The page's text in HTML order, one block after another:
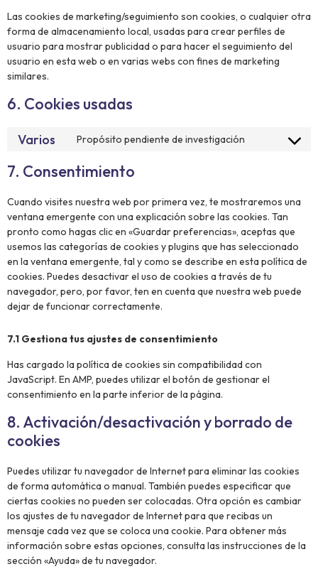
Las cookies de marketing/seguimiento son cookies, o cualquier otra
forma de almacenamiento local, usadas para crear perfiles de
usuario para mostrar publicidad o para hacer el seguimiento del
usuario en esta web o en varias webs con fines de marketing
similares.
6. Cookies usadas
Varios Propósito pendiente de investigación
7. Consentimiento
Cuando visites nuestra web por primera vez, te mostraremos una
ventana emergente con una explicación sobre las cookies. Tan
pronto como hagas clic en «Guardar preferencias», aceptas que
usemos las categorías de cookies y plugins que has seleccionado
en la ventana emergente, tal y como se describe en esta política de
cookies. Puedes desactivar el uso de cookies a través de tu
navegador, pero, por favor, ten en cuenta que nuestra web puede
dejar de funcionar correctamente.
7.1 Gestiona tus ajustes de consentimiento
Has cargado la política de cookies sin compatibilidad con
JavaScript. En AMP, puedes utilizar el botón de gestionar el
consentimiento en la parte inferior de la página.
8. Activación/desactivación y borrado de
cookies
Puedes utilizar tu navegador de Internet para eliminar las cookies
de forma automática o manual. También puedes especificar que
ciertas cookies no pueden ser colocadas. Otra opción es cambiar
los ajustes de tu navegador de Internet para que recibas un
mensaje cada vez que se coloca una cookie. Para obtener más
información sobre estas opciones, consulta las instrucciones de la
sección «Ayuda» de tu navegador.